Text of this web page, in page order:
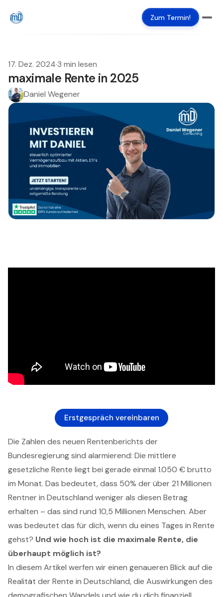
Zum Termin!
17. Dez. 2024·3 min lesen
maximale Rente in 2025
Daniel Wegener
Erstgespräch vereinbaren
Die Zahlen des neuen Rentenberichts der
Bundesregierung sind alarmierend: Die mittlere
gesetzliche Rente liegt bei gerade einmal 1.050 € brutto
im Monat. Das bedeutet, dass 50% der über 21 Millionen
Rentner in Deutschland weniger als diesen Betrag
erhalten – das sind rund 10,5 Millionen Menschen. Aber
was bedeutet das für dich, wenn du eines Tages in Rente
gehst? Und wie hoch ist die maximale Rente, die
überhaupt möglich ist?
In diesem Artikel werfen wir einen genaueren Blick auf die
Realität der Rente in Deutschland, die Auswirkungen des